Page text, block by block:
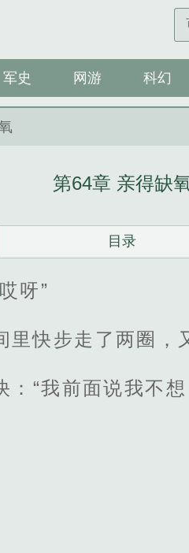
军史 网游 科幻
第64章 亲得缺
目录
呀”
快步走了两圈，
：“我前面说我不